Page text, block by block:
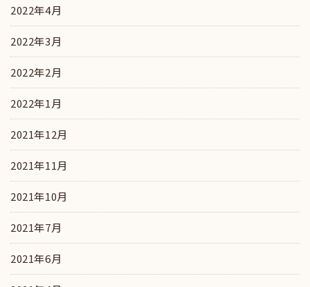
2022年4月
2022年3月
2022年2月
2022年1月
2021年12月
2021年11月
2021年10月
2021年7月
2021年6月